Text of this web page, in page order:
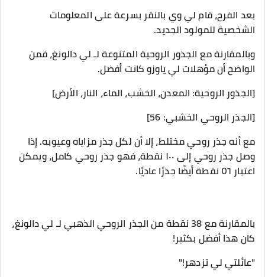
بعد الفرح، قام لي وي بالنقر بسرعة على المعلومات
الشخصية للمولود الجديد.
وبالمقارنة مع الجذور الروحية المتنوعة لـ لي دالونغ، فمن
الواضح أن مؤهلات لي ياوزو كانت أفضل.
[الجذور الروحية: المعدن، الخشب، الماء، النار، الأرض]
[الجذر الروحي الخشبي: 56]
مع أنه جذر روحي مختلط، إلا أن لكل جذر مزاياه وعيوبه. إذا
وصل جذر روحي إلى ١٠٠ نقطة، فهو جذر روحي كامل، ويمكن
اعتبار ٥٦ نقطة أيضًا جذرًا عاديًا.
بالمقارنة مع 38 نقطة من الجذر الروحي الذهبي لـ لي دالونغ،
كان هذا أفضل بكثير!
"عائلتي لي تزدهر!"